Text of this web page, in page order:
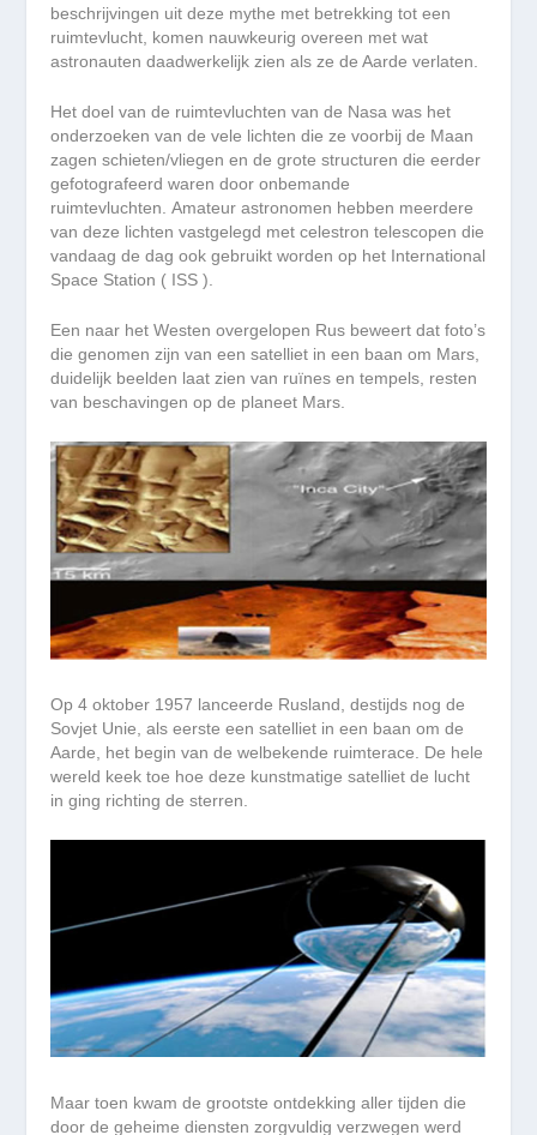
beschrijvingen uit deze mythe met betrekking tot een
ruimtevlucht, komen nauwkeurig overeen met wat
astronauten daadwerkelijk zien als ze de Aarde verlaten.
Het doel van de ruimtevluchten van de Nasa was het
onderzoeken van de vele lichten die ze voorbij de Maan
zagen schieten/vliegen en de grote structuren die eerder
gefotografeerd waren door onbemande
ruimtevluchten. Amateur astronomen hebben meerdere
van deze lichten vastgelegd met celestron telescopen die
vandaag de dag ook gebruikt worden op het International
Space Station ( ISS ).
Een naar het Westen overgelopen Rus beweert dat foto’s
die genomen zijn van een satelliet in een baan om Mars,
duidelijk beelden laat zien van ruïnes en tempels, resten
van beschavingen op de planeet Mars.
Op 4 oktober 1957 lanceerde Rusland, destijds nog de
Sovjet Unie, als eerste een satelliet in een baan om de
Aarde, het begin van de welbekende ruimterace. De hele
wereld keek toe hoe deze kunstmatige satelliet de lucht
in ging richting de sterren.
Maar toen kwam de grootste ontdekking aller tijden die
door de geheime diensten zorgvuldig verzwegen werd